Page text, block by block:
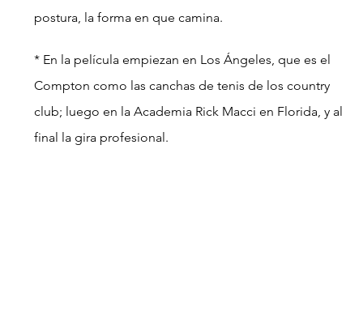
postura, la forma en que camina.
* En la película empiezan en Los Ángeles, que es el
Compton como las canchas de tenis de los country
club; luego en la Academia Rick Macci en Florida, y al
final la gira profesional.